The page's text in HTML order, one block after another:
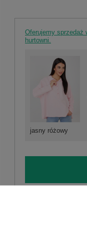
Oferujemy sprzedaż
hurtowni.
jasny różowy